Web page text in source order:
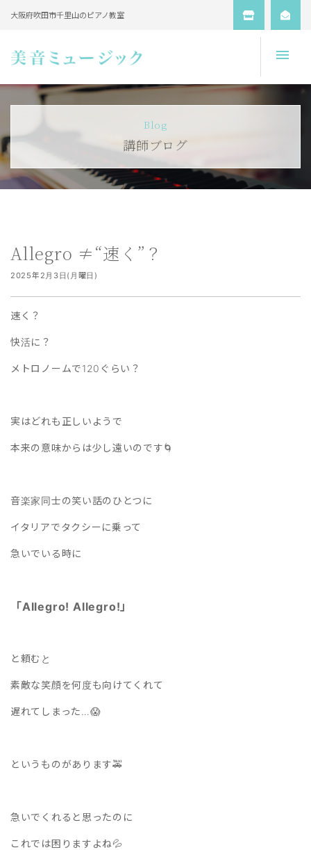
大阪府吹田市千里山のピアノ教室
Blog
講師ブログ
Allegro ≠“速く”？
2025年2月3日(月曜日)
速く？
快活に？
メトロノームで120ぐらい？
実はどれも正しいようで
本来の意味からは少し遠いのです🌀
音楽家同士の笑い話のひとつに
イタリアでタクシーに乗って
急いでいる時に
「Allegro! Allegro!」
と頼むと
素敵な笑顔を何度も向けてくれて
遅れてしまった…😱
というものがあります🚕
急いでくれると思ったのに
これでは困りますよね💦